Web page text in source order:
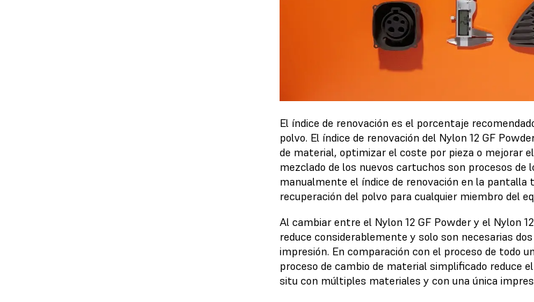
El índice de renovación es el porcentaje
polvo. El índice de renovación del Nylon 12 GF
de material, optimizar el coste por pieza o mejorar
mezclado de los nuevos cartuchos son procesos de
manualmente el índice de renovación en la
recuperación del polvo para cualquier miembro del
Al cambiar entre el Nylon 12 GF Powder y el Nylon
reduce considerablemente y solo son necesarias
impresión. En comparación con el proceso de todo
proceso de cambio de material simplificado reduce
situ con múltiples materiales y con una única